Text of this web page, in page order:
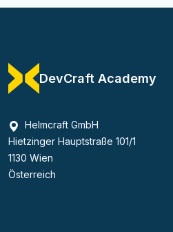
DevCraft Academy
Helmcraft GmbH
Hietzinger Hauptstraße 101/1
1130 Wien
Österreich